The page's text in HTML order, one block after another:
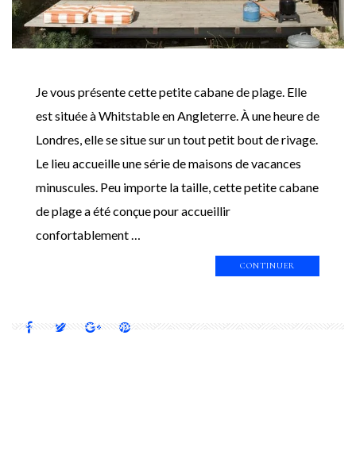
Je vous présente cette petite cabane de plage. Elle
est située à Whitstable en Angleterre. À une heure de
Londres, elle se situe sur un tout petit bout de rivage.
Le lieu accueille une série de maisons de vacances
minuscules. Peu importe la taille, cette petite cabane
de plage a été conçue pour accueillir
confortablement …
CONTINUER